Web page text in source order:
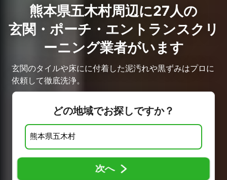
熊本県五木村周辺に27人の
玄関・ポーチ・エントランスクリ
ーニング業者がいます
玄関のタイルや床にに付着した泥汚れや黒ずみはプロに
依頼して徹底洗浄。
どの地域でお探しですか？
次へ